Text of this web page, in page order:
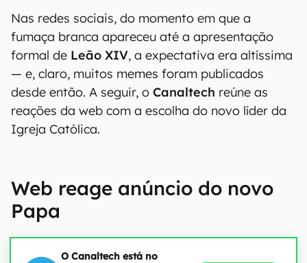
Nas redes sociais, do momento em que a
fumaça branca apareceu até a apresentação
formal de Leão XIV, a expectativa era altíssima
— e, claro, muitos memes foram publicados
desde então. A seguir, o Canaltech reúne as
reações da web com a escolha do novo líder da
Igreja Católica.
Web reage anúncio do novo
Papa
O Canaltech está no